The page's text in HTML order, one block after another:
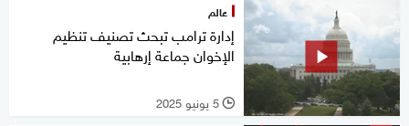
عالم
إدارة ترامب تبحث تصنيف تنظيم
الإخوان جماعة إرهابية
l 5 يونيو 2025